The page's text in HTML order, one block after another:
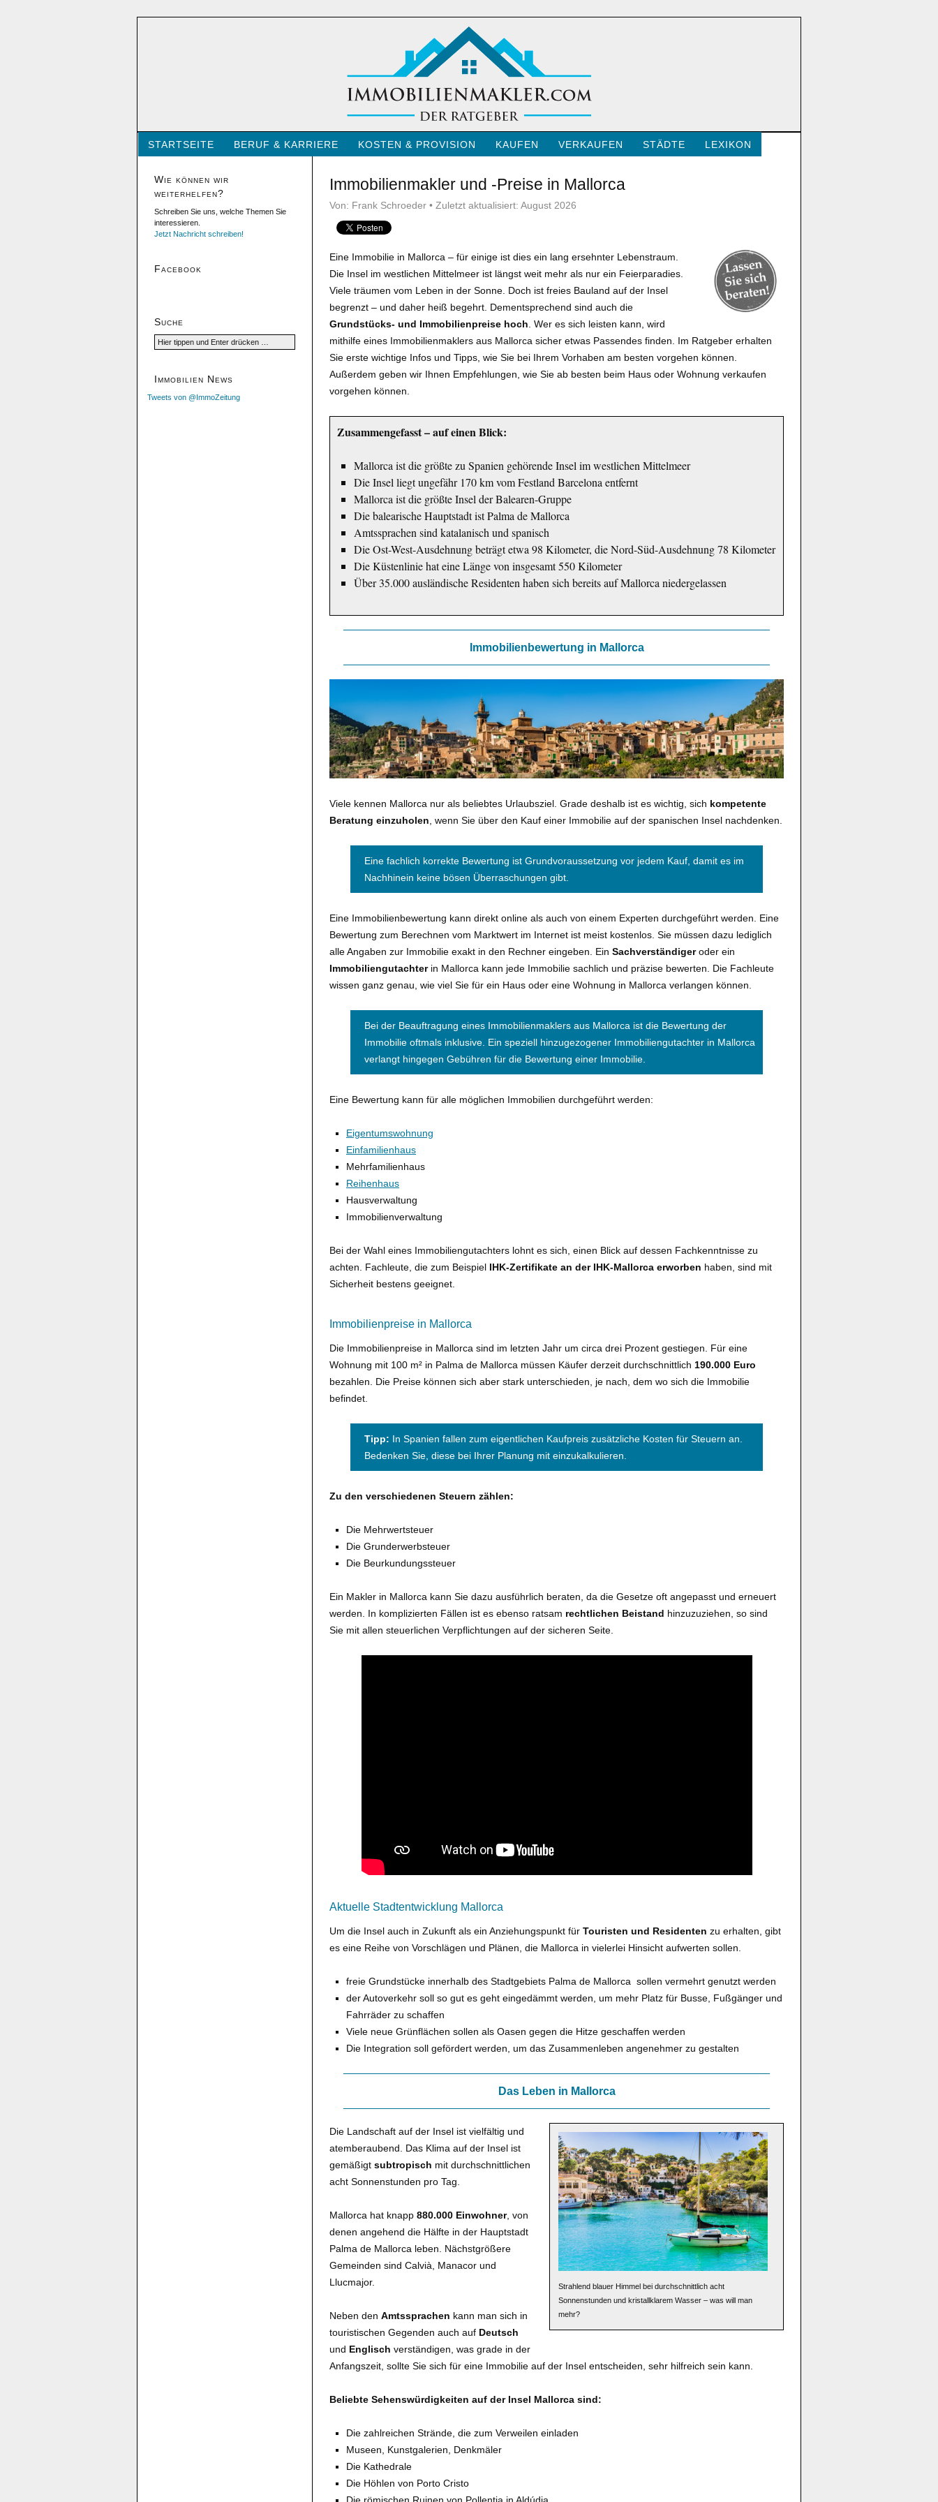
STARTSEITE BERUF & KARRIERE KOSTEN & PROVISION KAUFEN VERKAUFEN STÄDTE LEXIKON
Immobilienmakler und -Preise in Mallorca
Von: Frank Schroeder • Zuletzt aktualisiert: August 2026
Eine Immobilie in Mallorca – für einige ist dies ein lang ersehnter Lebenstraum.
Die Insel im westlichen Mittelmeer ist längst weit mehr als nur ein Feierparadies.
Viele träumen vom Leben in der Sonne. Doch ist freies Bauland auf der Insel
begrenzt – und daher heiß begehrt. Dementsprechend sind auch die
Grundstücks- und Immobilienpreise hoch . Wer es sich leisten kann, wird
mithilfe eines Immobilienmaklers aus Mallorca sicher etwas Passendes finden. Im Ratgeber erhalten
Sie erste wichtige Infos und Tipps, wie Sie bei Ihrem Vorhaben am besten vorgehen können.
Außerdem geben wir Ihnen Empfehlungen, wie Sie ab besten beim Haus oder Wohnung verkaufen
vorgehen können.
Zusammengefasst – auf einen Blick:
Mallorca ist die größte zu Spanien gehörende Insel im westlichen Mittelmeer
Die Insel liegt ungefähr 170 km vom Festland Barcelona entfernt
Mallorca ist die größte Insel der Balearen-Gruppe
Die balearische Hauptstadt ist Palma de Mallorca
Amtssprachen sind katalanisch und spanisch
Die Ost-West-Ausdehnung beträgt etwa 98 Kilometer, die Nord-Süd-Ausdehnung 78 Kilometer
Die Küstenlinie hat eine Länge von insgesamt 550 Kilometer
Über 35.000 ausländische Residenten haben sich bereits auf Mallorca niedergelassen
Immobilienbewertung in Mallorca
Viele kennen Mallorca nur als beliebtes Urlaubsziel. Grade deshalb ist es wichtig, sich kompetente
Beratung einzuholen , wenn Sie über den Kauf einer Immobilie auf der spanischen Insel nachdenken.
Eine fachlich korrekte Bewertung ist Grundvoraussetzung vor jedem Kauf, damit es im
Nachhinein keine bösen Überraschungen gibt.
Eine Immobilienbewertung kann direkt online als auch von einem Experten durchgeführt werden. Eine
Bewertung zum Berechnen vom Marktwert im Internet ist meist kostenlos. Sie müssen dazu lediglich
alle Angaben zur Immobilie exakt in den Rechner eingeben. Ein Sachverständigeroder ein
Immobiliengutachterin Mallorca kann jede Immobilie sachlich und präzise bewerten. Die Fachleute
wissen ganz genau, wie viel Sie für ein Haus oder eine Wohnung in Mallorca verlangen können.
Bei der Beauftragung eines Immobilienmaklers aus Mallorca ist die Bewertung der
Immobilie oftmals inklusive. Ein speziell hinzugezogener Immobiliengutachter in Mallorca
verlangt hingegen Gebühren für die Bewertung einer Immobilie.
Eine Bewertung kann für alle möglichen Immobilien durchgeführt werden:
Eigentumswohnung
Einfamilienhaus
Mehrfamilienhaus
Reihenhaus
Hausverwaltung
Immobilienverwaltung
Bei der Wahl eines Immobiliengutachters lohnt es sich, einen Blick auf dessen Fachkenntnisse zu
achten. Fachleute, die zum Beispiel IHK-Zertifikate an der IHK-Mallorca erworben haben, sind mit
Sicherheit bestens geeignet.
Immobilienpreise in Mallorca
Die Immobilienpreise in Mallorca sind im letzten Jahr um circa drei Prozent gestiegen. Für eine
Wohnung mit 100 m² in Palma de Mallorca müssen Käufer derzeit durchschnittlich 190.000 Euro
bezahlen. Die Preise können sich aber stark unterschieden, je nach, dem wo sich die Immobilie
befindet.
Tipp: In Spanien fallen zum eigentlichen Kaufpreis zusätzliche Kosten für Steuern an.
Bedenken Sie, diese bei Ihrer Planung mit einzukalkulieren.
Zu den verschiedenen Steuern zählen:
Die Mehrwertsteuer
Die Grunderwerbsteuer
Die Beurkundungssteuer
Ein Makler in Mallorca kann Sie dazu ausführlich beraten, da die Gesetze oft angepasst und erneuert
werden. In komplizierten Fällen ist es ebenso ratsam rechtlichen Beistand hinzuzuziehen, so sind
Sie mit allen steuerlichen Verpflichtungen auf der sicheren Seite.
Aktuelle Stadtentwicklung Mallorca
Um die Insel auch in Zukunft als ein Anziehungspunkt für Touristen und Residenten zu erhalten, gibt
es eine Reihe von Vorschlägen und Plänen, die Mallorca in vielerlei Hinsicht aufwerten sollen.
freie Grundstücke innerhalb des Stadtgebiets Palma de Mallorca sollen vermehrt genutzt werden
der Autoverkehr soll so gut es geht eingedämmt werden, um mehr Platz für Busse, Fußgänger und
Fahrräder zu schaffen
Viele neue Grünflächen sollen als Oasen gegen die Hitze geschaffen werden
Die Integration soll gefördert werden, um das Zusammenleben angenehmer zu gestalten
Das Leben in Mallorca
Strahlend blauer Himmel bei durchschnittlich acht
Sonnenstunden und kristallklarem Wasser – was will man
mehr?
Die Landschaft auf der Insel ist vielfältig und
atemberaubend. Das Klima auf der Insel ist
gemäßigt subtropisch mit durchschnittlichen
acht Sonnenstunden pro Tag.
Mallorca hat knapp 880.000 Einwohner, von
denen angehend die Hälfte in der Hauptstadt
Palma de Mallorca leben. Nächstgrößere
Gemeinden sind Calvià, Manacor und
Llucmajor.
Neben den Amtssprachen kann man sich in
touristischen Gegenden auch auf Deutsch
und Englisch verständigen, was grade in der
Anfangszeit, sollte Sie sich für eine Immobilie auf der Insel entscheiden, sehr hilfreich sein kann.
Beliebte Sehenswürdigkeiten auf der Insel Mallorca sind:
Die zahlreichen Strände, die zum Verweilen einladen
Museen, Kunstgalerien, Denkmäler
Die Kathedrale
Die Höhlen von Porto Cristo
Wie können wir
weiterhelfen?
Schreiben Sie uns, welche Themen Sie
interessieren.
Jetzt Nachricht schreiben!
Facebook
Suche
Immobilien News
Tweets von @ImmoZeitung